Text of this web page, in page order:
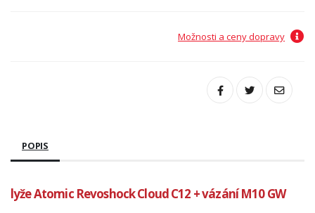
Možnosti a ceny dopravy
POPIS
lyže Atomic Revoshock Cloud C12 + vázání M10 GW